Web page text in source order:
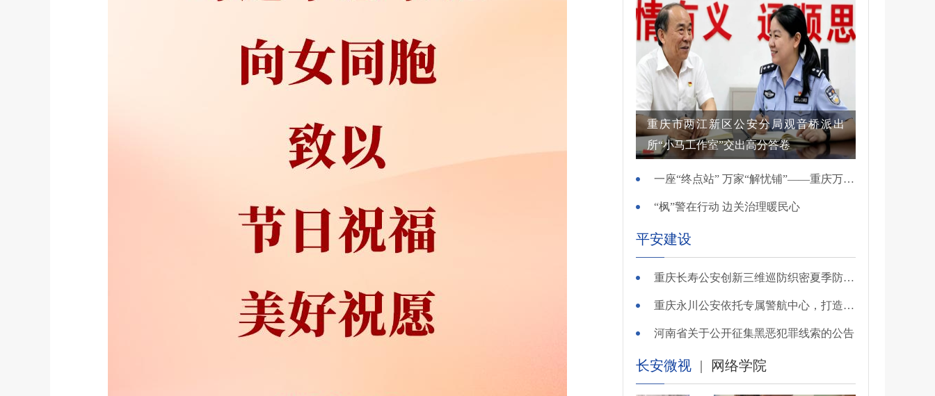
重庆市两江新区公安分局观音桥派出
所“小马工作室”交出高分答卷
一座“终点站” 万家“解忧铺”——重庆万州综治中心基层治理创新实践观察
“枫”警在行动 边关治理暖民心
平安建设
重庆长寿公安创新三维巡防织密夏季防溺水安全网
重庆永川公安依托专属警航中心，打造“全域感知、智能研判”智慧警务模式
河南省关于公开征集黑恶犯罪线索的公告
长安微视 | 网络学院